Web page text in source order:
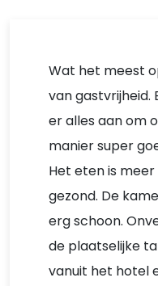
Wat het meest
van gastvrijheid.
er alles aan om
manier super
Het eten is
gezond. De
erg schoon.
de plaatselijke
vanuit het hotel